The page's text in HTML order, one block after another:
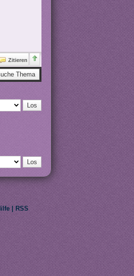
Zitieren
| RSS